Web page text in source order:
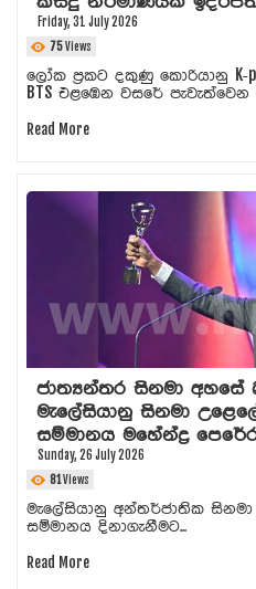
Friday, 31 July 2026
75Views
ලෝක ප්‍රකට දකුණු කොරියානු
BTS එළඹෙන වසරේ පැවැත්වෙන
Read More
ජාත්‍යන්තර සිනමා අහසේ
මැලේසියානු සිනමා
සම්මානය මහේන්ද්‍ර
Sunday, 26 July 2026
81Views
මැලේසියානු අන්තර්ජාතික
සම්මානය දිනාගැනීමට...
Read More